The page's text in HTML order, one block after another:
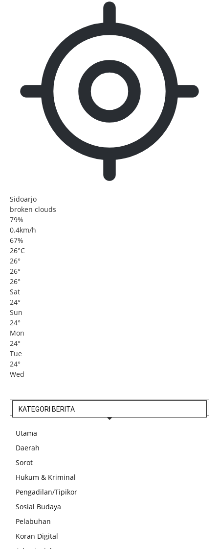
Sidoarjo
broken clouds
79%
0.4km/h
67%
26°C
26°
26°
26°
Sat
24°
Sun
24°
Mon
24°
Tue
24°
Wed
KATEGORI BERITA
Utama
Daerah
Sorot
Hukum & Kriminal
Pengadilan/Tipikor
Sosial Budaya
Pelabuhan
Koran Digital